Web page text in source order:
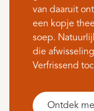
van daaruit
een kopje
soep.
die
Verfrissend
Ontdek